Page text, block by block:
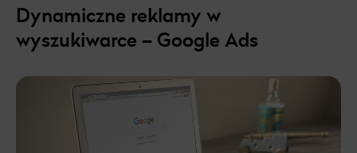
Dynamiczne reklamy w
wyszukiwarce – Google Ads